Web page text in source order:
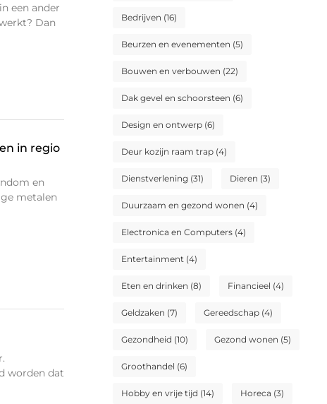
een ander
Dan
in regio
en
metalen
worden dat
Bedrijven (16)
Beurzen en evenementen (5)
Bouwen en verbouwen (22)
Dak gevel en schoorsteen (6)
Design en ontwerp (6)
Deur kozijn raam trap (4)
Dienstverlening (31) Dieren (3)
Duurzaam en gezond wonen (4)
Electronica en Computers (4)
Entertainment (4)
Eten en drinken (8) Financieel (4)
Geldzaken (7) Gereedschap (4)
Gezondheid (10) Gezond wonen (5)
Groothandel (6)
Hobby en vrije tijd (14) Horeca (3)